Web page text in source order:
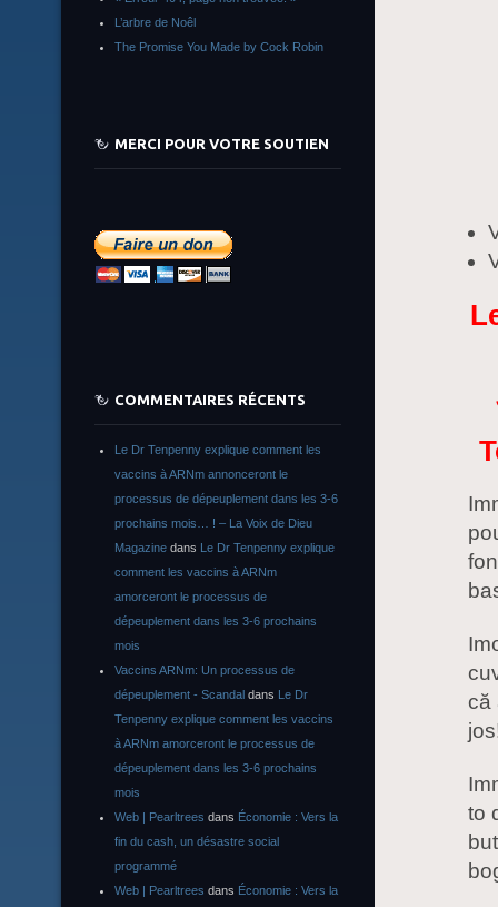
că
to
L’arbre de Noêl
The Promise You Made by Cock Robin
MERCI POUR VOTRE SOUTIEN
COMMENTAIRES RÉCENTS
Le Dr Tenpenny explique comment les
vaccins à ARNm annonceront le
processus de dépeuplement dans les 3-6
prochains mois… ! – La Voix de Dieu
Magazine dans Le Dr Tenpenny explique
comment les vaccins à ARNm
amorceront le processus de
dépeuplement dans les 3-6 prochains
mois
Vaccins ARNm: Un processus de
dépeuplement - Scandal dans Le Dr
Tenpenny explique comment les vaccins
à ARNm amorceront le processus de
dépeuplement dans les 3-6 prochains
mois
Web | Pearltrees dans Économie : Vers la
fin du cash, un désastre social
programmé
Web | Pearltrees dans Économie : Vers la